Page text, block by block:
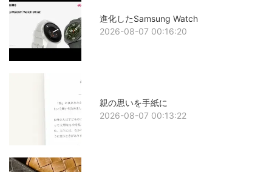
進化したSamsung Watch
2026-08-07 00:16:20
親の思いを手紙に
2026-08-07 00:13:22